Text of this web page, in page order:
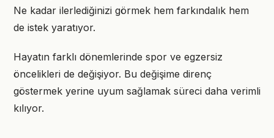
Ne kadar ilerlediğinizi görmek hem farkındalık hem
de istek yaratıyor.
Hayatın farklı dönemlerinde spor ve egzersiz
öncelikleri de değişiyor. Bu değişime direnç
göstermek yerine uyum sağlamak süreci daha verimli
kılıyor.